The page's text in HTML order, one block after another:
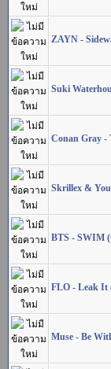
ZAYN -
Suki
Conan Gray -
Skrillex &
BTS - SWIM
FLO - Leak It
Muse - Be